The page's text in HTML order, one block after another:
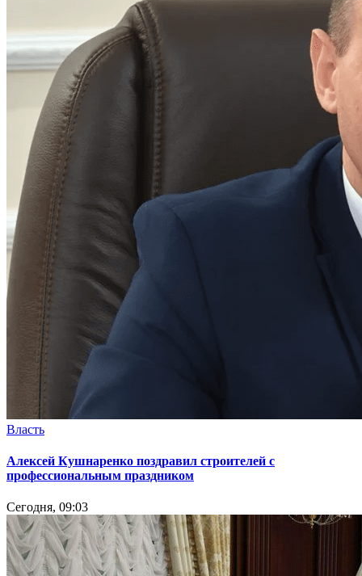
В стране
Александр Лукашенко провёл совещание по вопросу
создания Академии интеллектуальных технологий
04.08.26 14:16